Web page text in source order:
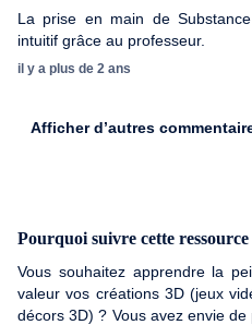
La prise en main de
intuitif grâce au professeur.
il y a plus de 2 ans
Afficher d’autres
Pourquoi suivre cette ressource
Vous souhaitez apprendre la
valeur vos créations 3D (jeux
décors 3D) ? Vous avez envie